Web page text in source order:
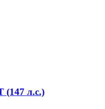
(147 л.с.)